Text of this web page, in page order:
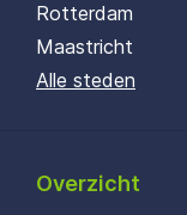
Rotterdam
Maastricht
Alle steden
Overzicht